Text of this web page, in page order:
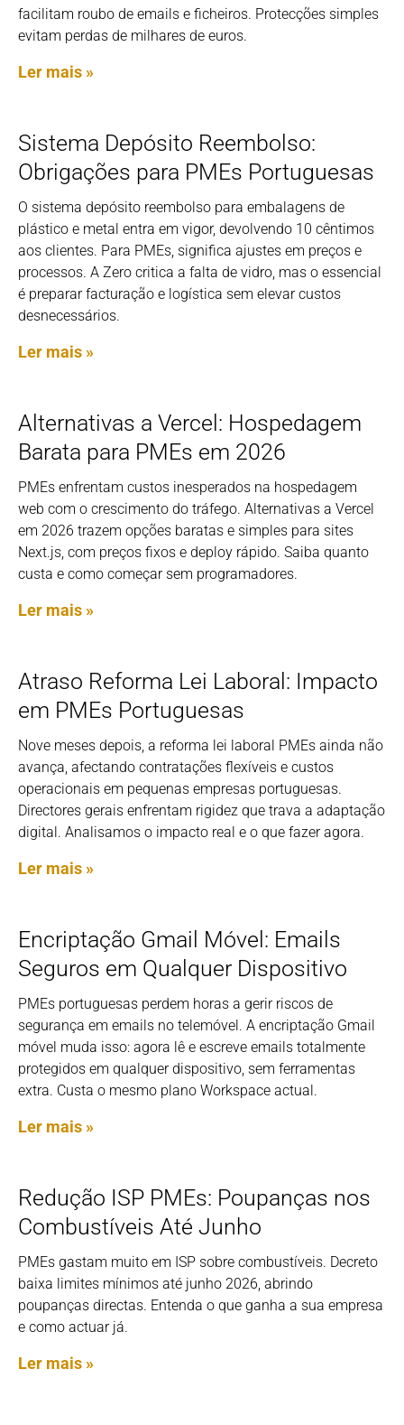
facilitam roubo de emails e ficheiros. Protecções simples
evitam perdas de milhares de euros.
Ler mais »
Sistema Depósito Reembolso:
Obrigações para PMEs Portuguesas
O sistema depósito reembolso para embalagens de
plástico e metal entra em vigor, devolvendo 10 cêntimos
aos clientes. Para PMEs, significa ajustes em preços e
processos. A Zero critica a falta de vidro, mas o essencial
é preparar facturação e logística sem elevar custos
desnecessários.
Ler mais »
Alternativas a Vercel: Hospedagem
Barata para PMEs em 2026
PMEs enfrentam custos inesperados na hospedagem
web com o crescimento do tráfego. Alternativas a Vercel
em 2026 trazem opções baratas e simples para sites
Next.js, com preços fixos e deploy rápido. Saiba quanto
custa e como começar sem programadores.
Ler mais »
Atraso Reforma Lei Laboral: Impacto
em PMEs Portuguesas
Nove meses depois, a reforma lei laboral PMEs ainda não
avança, afectando contratações flexíveis e custos
operacionais em pequenas empresas portuguesas.
Directores gerais enfrentam rigidez que trava a adaptação
digital. Analisamos o impacto real e o que fazer agora.
Ler mais »
Encriptação Gmail Móvel: Emails
Seguros em Qualquer Dispositivo
PMEs portuguesas perdem horas a gerir riscos de
segurança em emails no telemóvel. A encriptação Gmail
móvel muda isso: agora lê e escreve emails totalmente
protegidos em qualquer dispositivo, sem ferramentas
extra. Custa o mesmo plano Workspace actual.
Ler mais »
Redução ISP PMEs: Poupanças nos
Combustíveis Até Junho
PMEs gastam muito em ISP sobre combustíveis. Decreto
baixa limites mínimos até junho 2026, abrindo
poupanças directas. Entenda o que ganha a sua empresa
e como actuar já.
Ler mais »